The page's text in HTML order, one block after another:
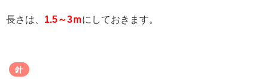
長さは、 1.5～3ｍにしておきます。
針